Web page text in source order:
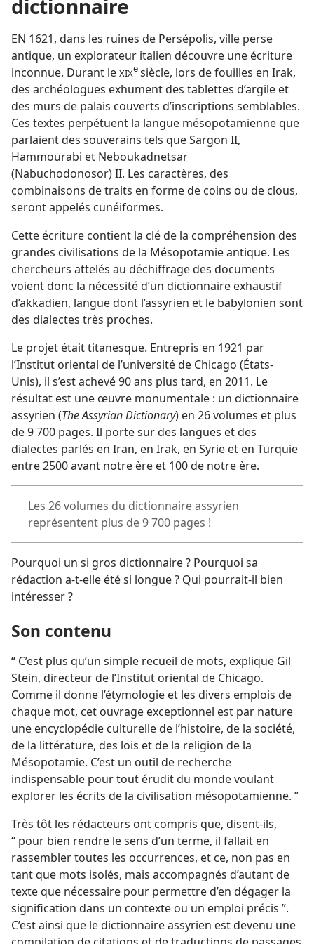
dictionnaire
EN 1621, dans les ruines de Persépolis, ville perse
antique, un explorateur italien découvre une écriture
inconnue. Durant le XIXesiècle, lors de fouilles en Irak,
des archéologues exhument des tablettes d’argile et
des murs de palais couverts d’inscriptions semblables.
Ces textes perpétuent la langue mésopotamienne que
parlaient des souverains tels que Sargon II,
Hammourabi et Neboukadnetsar
(Nabuchodonosor) II. Les caractères, des
combinaisons de traits en forme de coins ou de clous,
seront appelés cunéiformes.
Cette écriture contient la clé de la compréhension des
grandes civilisations de la Mésopotamie antique. Les
chercheurs attelés au déchiffrage des documents
voient donc la nécessité d’un dictionnaire exhaustif
d’akkadien, langue dont l’assyrien et le babylonien sont
des dialectes très proches.
Le projet était titanesque. Entrepris en 1921 par
l’Institut oriental de l’université de Chicago (États-
Unis), il s’est achevé 90 ans plus tard, en 2011. Le
résultat est une œuvre monumentale : un dictionnaire
assyrien (The Assyrian Dictionary) en 26 volumes et plus
de 9 700 pages. Il porte sur des langues et des
dialectes parlés en Iran, en Irak, en Syrie et en Turquie
entre 2500 avant notre ère et 100 de notre ère.
Les 26 volumes du dictionnaire assyrien
représentent plus de 9 700 pages !
Pourquoi un si gros dictionnaire ? Pourquoi sa
rédaction a-​t-​elle été si longue ? Qui pourrait-​il bien
intéresser ?
Son contenu
“ C’est plus qu’un simple recueil de mots, explique Gil
Stein, directeur de l’Institut oriental de Chicago.
Comme il donne l’étymologie et les divers emplois de
chaque mot, cet ouvrage exceptionnel est par nature
une encyclopédie culturelle de l’histoire, de la société,
de la littérature, des lois et de la religion de la
Mésopotamie. C’est un outil de recherche
indispensable pour tout érudit du monde voulant
explorer les écrits de la civilisation mésopotamienne. ”
Très tôt les rédacteurs ont compris que, disent-​ils,
“ pour bien rendre le sens d’un terme, il fallait en
rassembler toutes les occurrences, et ce, non pas en
tant que mots isolés, mais accompagnés d’autant de
texte que nécessaire pour permettre d’en dégager la
signification dans un contexte ou un emploi précis ”.
C’est ainsi que le dictionnaire assyrien est devenu une